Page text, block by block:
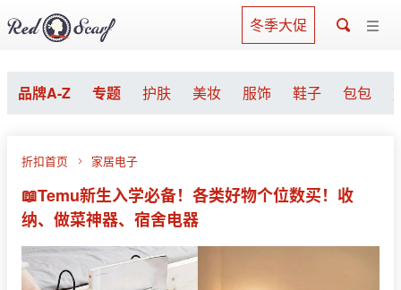
冬季大促
品牌A-Z 专题 护肤 美妆 服饰 鞋子 包包
折扣首页 家居电子
📖Temu新生入学必备！各类好物个位数买！收
纳、做菜神器、宿舍电器